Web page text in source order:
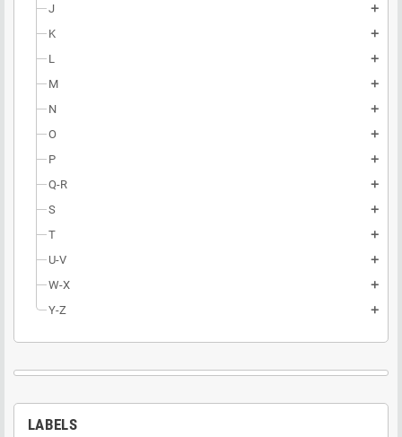
J add
K add
L add
M add
N add
O add
P add
Q-R add
S add
T add
U-V add
W-X add
Y-Z add
LABELS